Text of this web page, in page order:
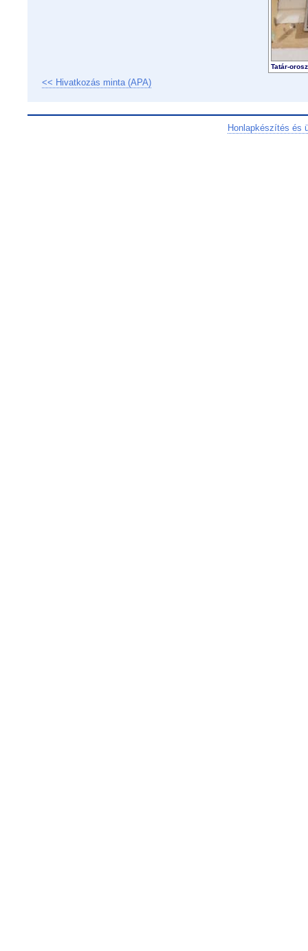
Tatár-
<< Hivatkozás minta (APA)
Honlapkészítés és